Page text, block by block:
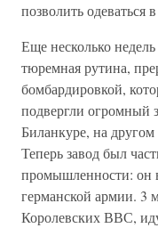
позволить
Еще несколько
тюремная рутина,
бомбардировкой,
подвергли огромный
Биланкуре, на
Теперь завод был
промышленности: он
германской армии. 3
Королевских ВВС,